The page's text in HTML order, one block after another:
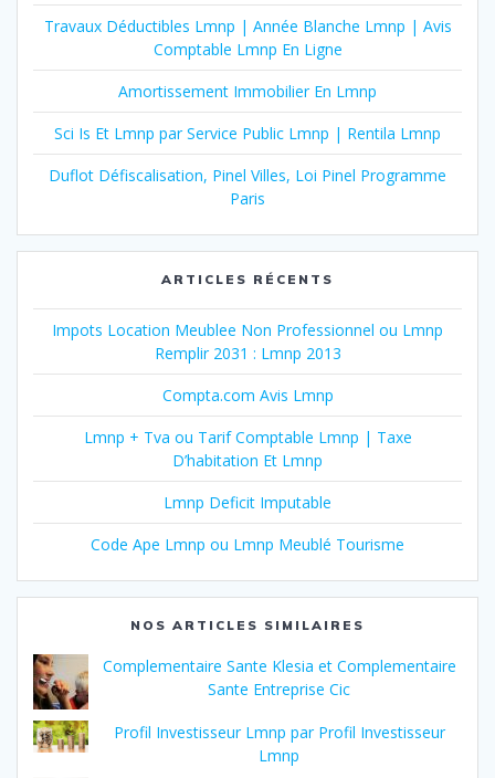
Travaux Déductibles Lmnp | Année Blanche Lmnp | Avis
Comptable Lmnp En Ligne
Amortissement Immobilier En Lmnp
Sci Is Et Lmnp par Service Public Lmnp | Rentila Lmnp
Duflot Défiscalisation, Pinel Villes, Loi Pinel Programme
Paris
ARTICLES RÉCENTS
Impots Location Meublee Non Professionnel ou Lmnp
Remplir 2031 : Lmnp 2013
Compta.com Avis Lmnp
Lmnp + Tva ou Tarif Comptable Lmnp | Taxe
D’habitation Et Lmnp
Lmnp Deficit Imputable
Code Ape Lmnp ou Lmnp Meublé Tourisme
NOS ARTICLES SIMILAIRES
Complementaire Sante Klesia et Complementaire
Sante Entreprise Cic
Profil Investisseur Lmnp par Profil Investisseur
Lmnp